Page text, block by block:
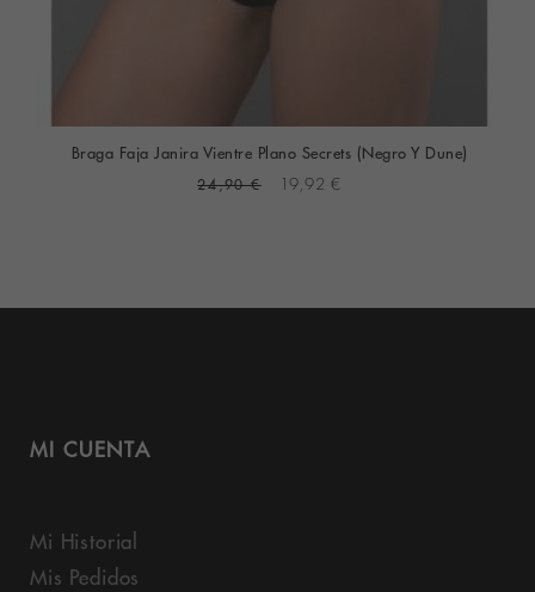
Braga Faja Janira Vientre Plano Secrets (Negro Y Dune)
24,90 € 19,92 €
MI CUENTA
Mi Historial
Mis Pedidos